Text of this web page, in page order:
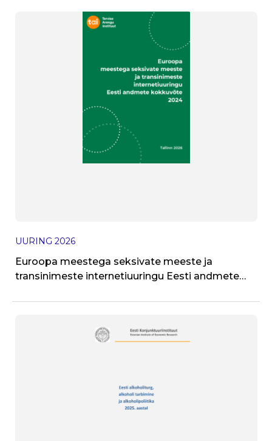
UURING 2026
Euroopa meestega seksivate meeste ja
transinimeste internetiuuringu Eesti andmete